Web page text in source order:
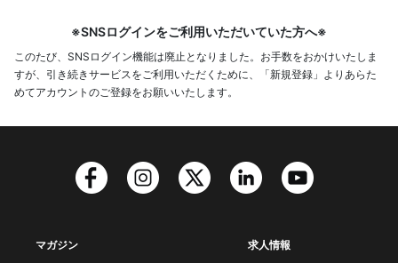
※SNSログインをご利用いただいていた方へ※
このたび、SNSログイン機能は廃止となりました。お手数をおかけいたしま
すが、引き続きサービスをご利用いただくために、「新規登録」よりあらた
めてアカウントのご登録をお願いいたします。
マガジン
求人情報